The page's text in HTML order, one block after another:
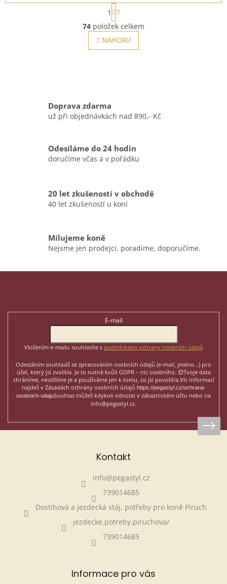
O
v
l
á
v
v
ý
u
S
t
r
á
n
k
1
7
74 položek celkem
NAHORU
Doprava zdarma
už při objednávkách nad 890,- Kč
Odesíláme do 24 hodin
doručíme včas a v pořádku
20 let zkušeností v obchodě
40 let zkušeností u koní
Milujeme koně
Nejsme jen prodejci, poradíme, doporučíme.
E-mail
Vložením e-mailu souhlasíte s podmínkami ochrany osobních údajů
Odesláním souhlasíš se zpracováním osobních údajů (e-mail, jméno...) pro
účel, který jsi zvolil/a. Je to nutné kvůli GDPR – nic osobního. 😊Tvoje data
chráníme, nesdílíme je a používáme jen k tomu, co jsi povolil/a.Víc informací
najdeš v Zásadách ochrany osobních údajů https://pegastyl.cz/ochrana-
osobnich-udajuSouhlas můžeš kdykoli odvolat v zákaznickém účtu nebo na
info@pegastyl.cz.
Kontakt
info@pegastyl.cz
739014685
Dostihová a jezdecká stáj, potřeby pro koně Piruch
jezdecke.potreby.piruchova/
739014685
Informace pro vás